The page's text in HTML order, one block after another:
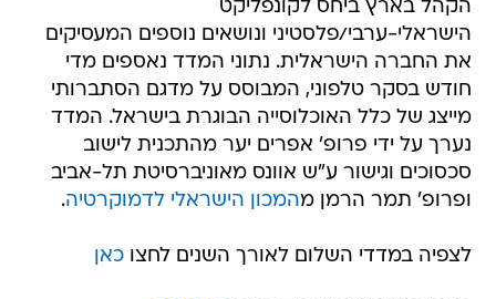
הקהל בארץ ביחס לקונפליקט
הישראלי-ערבי/פלסטיני ונושאים נוספים המעסיקים
את החברה הישראלית. נתוני המדד נאספים מדי
חודש בסקר טלפוני, המבוסס על מדגם הסתברותי
מייצג של כלל האוכלוסייה הבוגרת בישראל. המדד
נערך על ידי פרופ' אפרים יער מהתכנית לישוב
סכסוכים וגישור ע"ש אוונס מאוניברסיטת תל-אביב
ופרופ' תמר הרמן מהמכון הישראלי לדמוקרטיה.
לצפיה במדדי השלום לאורך השנים לחצוכאן